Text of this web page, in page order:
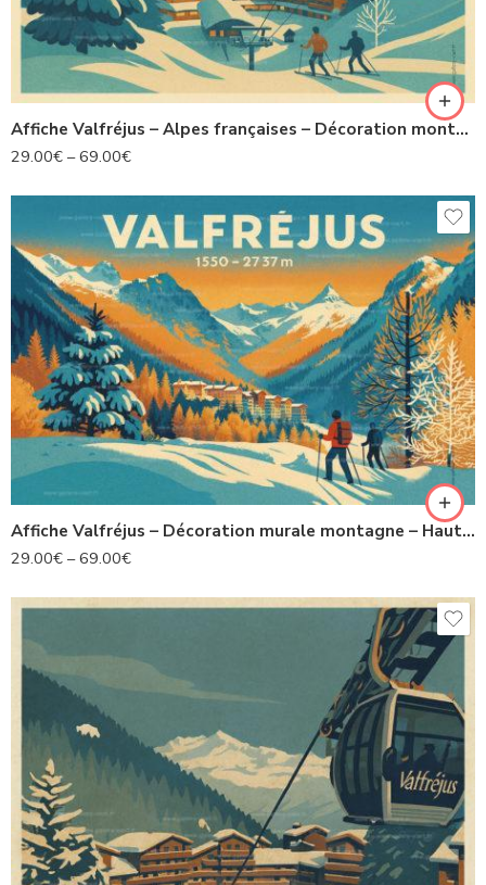
Affiche Valfréjus – Alpes françaises – Décoration montagne
29.00€ –69.00€
Affiche Valfréjus – Décoration murale montagne – Haute Maurienne Vanoise
29.00€ –69.00€